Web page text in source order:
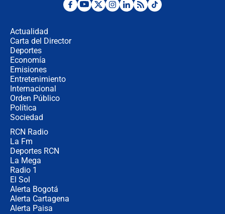
Posesión de Abelardo De La Espriella
Actualidad
Carta del Director
Deportes
Economía
Emisiones
Entretenimiento
Internacional
Orden Público
Política
Sociedad
RCN Radio
La Fm
Deportes RCN
La Mega
Radio 1
El Sol
Alerta Bogotá
Alerta Cartagena
Alerta Paisa